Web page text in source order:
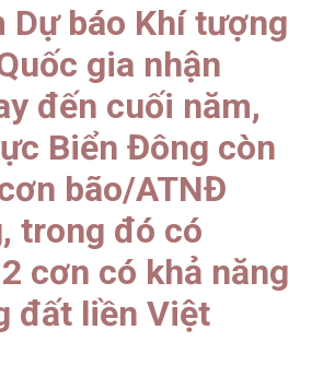
Dự báo Khí tượng
gia nhận
đến cuối năm,
Biển Đông còn
bão/ATNĐ
trong đó có
cơn có khả năng
đất liền Việt